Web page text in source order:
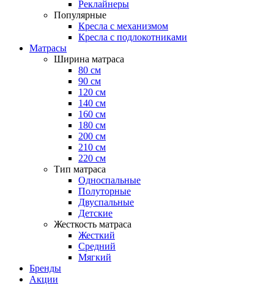
Реклайнеры
Популярные
Кресла с механизмом
Кресла с подлокотниками
Матрасы
Ширина матраса
80 см
90 см
120 см
140 см
160 см
180 см
200 см
210 см
220 см
Тип матраса
Односпальные
Полуторные
Двуспальные
Детские
Жесткость матраса
Жесткий
Средний
Мягкий
Бренды
Акции